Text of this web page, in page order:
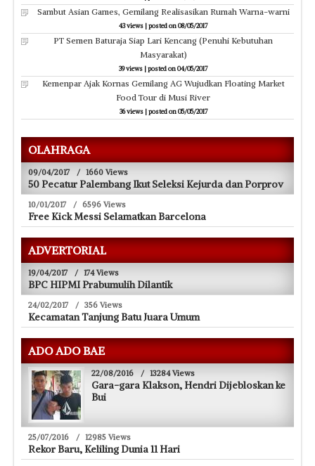
Sambut Asian Games, Gemilang Realisasikan Rumah Warna-warni
43 views |posted on 08/05/2017
PT Semen Baturaja Siap Lari Kencang (Penuhi Kebutuhan
Masyarakat)
39 views |posted on 04/05/2017
Kemenpar Ajak Kornas Gemilang AG Wujudkan Floating Market
Food Tour di Musi River
36 views|posted on 05/05/2017
OLAHRAGA
09/04/2017 / 1660 Views
50 Pecatur Palembang Ikut Seleksi Kejurda dan Porprov
10/01/2017 / 6596 Views
Free Kick Messi Selamatkan Barcelona
ADVERTORIAL
19/04/2017 / 174 Views
BPC HIPMI Prabumulih Dilantik
24/02/2017 / 356 Views
Kecamatan Tanjung Batu Juara Umum
ADO ADO BAE
22/08/2016 / 13284 Views
Gara-gara Klakson, Hendri Dijebloskan ke
Bui
25/07/2016 / 12985 Views
Rekor Baru, Keliling Dunia 11 Hari